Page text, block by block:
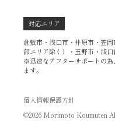
対応エリア
倉敷市・浅口市・井原市・笠
部エリア除く）・玉野市・浅
※迅速なアフターサポートの為
ます。
個人情報保護方針
©2026 Morimoto Koumuten